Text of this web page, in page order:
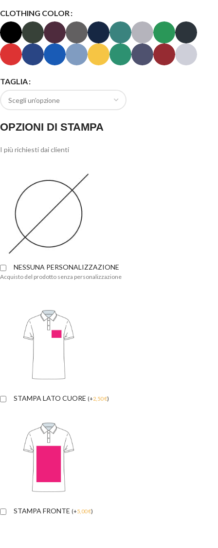
CLOTHING COLOR
TAGLIA
OPZIONI DI STAMPA
I più richiesti dai clienti
NESSUNA PERSONALIZZAZIONE
Acquisto del prodotto senza personalizzazione
STAMPA LATO CUORE (+2,50€)
STAMPA FRONTE (+5,00€)